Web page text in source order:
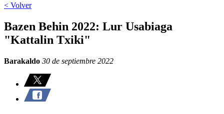
< Volver
Bazen Behin 2022: Lur Usabiaga
"Kattalin Txiki"
Barakaldo 30 de septiembre 2022